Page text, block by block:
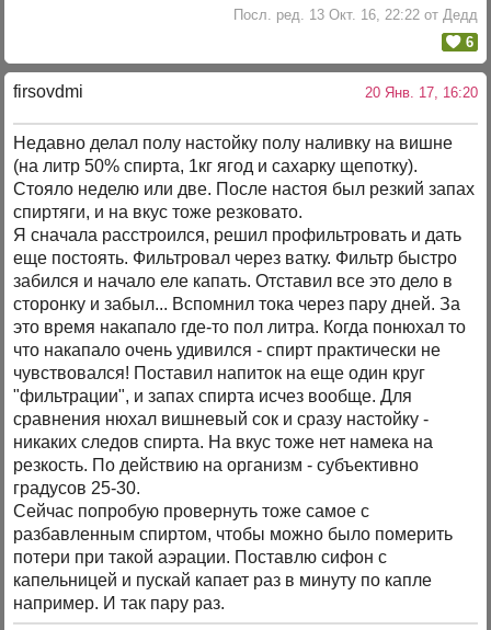
Посл. ред. 13 Окт. 16, 22:22 от Дедд
6
firsovdmi 20 Янв. 17, 16:20
Недавно делал полу настойку полу наливку на вишне
(на литр 50% спирта, 1кг ягод и сахарку щепотку).
Стояло неделю или две. После настоя был резкий запах
спиртяги, и на вкус тоже резковато.
Я сначала расстроился, решил профильтровать и дать
еще постоять. Фильтровал через ватку. Фильтр быстро
забился и начало еле капать. Отставил все это дело в
сторонку и забыл... Вспомнил тока через пару дней. За
это время накапало где-то пол литра. Когда понюхал то
что накапало очень удивился - спирт практически не
чувствовался! Поставил напиток на еще один круг
"фильтрации", и запах спирта исчез вообще. Для
сравнения нюхал вишневый сок и сразу настойку -
никаких следов спирта. На вкус тоже нет намека на
резкость. По действию на организм - субъективно
градусов 25-30.
Сейчас попробую провернуть тоже самое с
разбавленным спиртом, чтобы можно было померить
потери при такой аэрации. Поставлю сифон с
капельницей и пускай капает раз в минуту по капле
например. И так пару раз.